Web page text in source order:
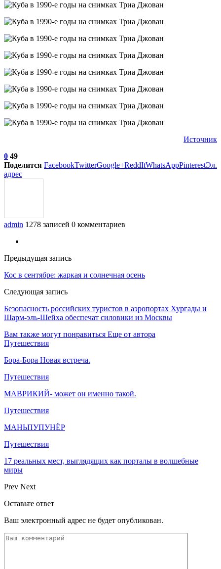
Источник
0 49
Поделится FacebookTwitterGoogle+ReddItWhatsAppPinterestЭл.
адрес
admin 1278 записей 0 комментариев
Предыдущая запись
Кос в сентябре: жаркая и солнечная осень
Следующая запись
Безопасность российских туристов в аэропортах Хургады и
Шарм-эль-Шейха обеспечат силовики из Москвы
Вам также могут понравиться Еще от автора
Путешествия
Бора-Бора Новая встреча.
Путешествия
МАВРИКИЙ- может он именно такой.
Путешествия
МАНЬПУПУНЁР
Путешествия
17 реальных мест, выглядящих как порталы в волшебные
миры
Prev Next
Оставьте ответ
Ваш электронный адрес не будет опубликован.